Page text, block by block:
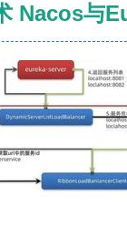
Nacos与